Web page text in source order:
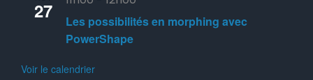
27
Les possibilités en morphing avec
PowerShape
Voir le calendrier